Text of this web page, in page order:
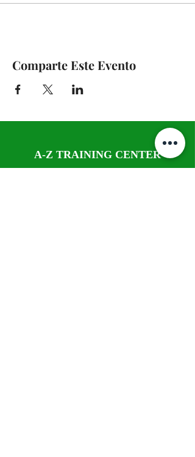
Comparte Este Evento
A-Z TRAINING CENTER